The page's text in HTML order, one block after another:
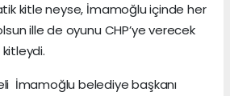
kitle neyse, İmamoğlu içinde her
ille de oyunu CHP’ye verecek
İmamoğlu belediye başkanı